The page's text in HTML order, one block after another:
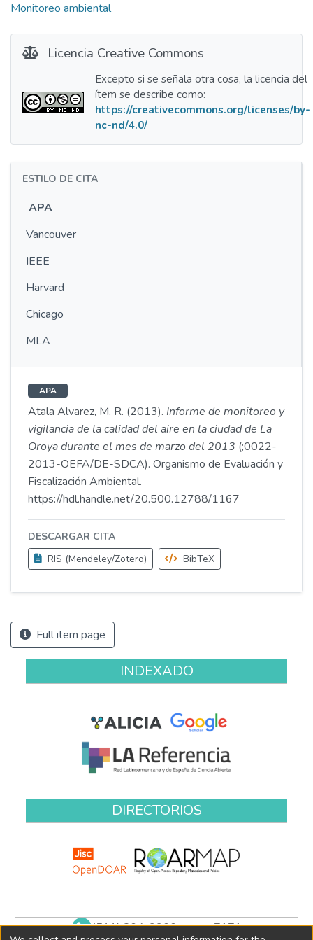
Monitoreo ambiental
Licencia Creative Commons
Excepto si se señala otra cosa, la licencia del
ítem se describe como:
https://creativecommons.org/licenses/by-
nc-nd/4.0/
ESTILO DE CITA
APA
Vancouver
IEEE
Harvard
Chicago
MLA
APA
Atala Alvarez, M. R. (2013). Informe de monitoreo y
vigilancia de la calidad del aire en la ciudad de La
Oroya durante el mes de marzo del 2013 (;0022-
2013-OEFA/DE-SDCA). Organismo de Evaluación y
Fiscalización Ambiental.
https://hdl.handle.net/20.500.12788/1167
DESCARGAR CITA
RIS (Mendeley/Zotero)
BibTeX
Full item page
INDEXADO
DIRECTORIOS
(511) 204-9900 anexo 7171